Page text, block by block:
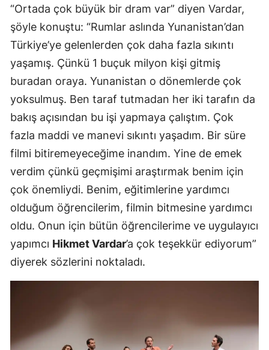
“Ortada çok büyük bir dram var” diyen Vardar,
şöyle konuştu: “Rumlar aslında Yunanistan’dan
Türkiye’ye gelenlerden çok daha fazla sıkıntı
yaşamış. Çünkü 1 buçuk milyon kişi gitmiş
buradan oraya. Yunanistan o dönemlerde çok
yoksulmuş. Ben taraf tutmadan her iki tarafın da
bakış açısından bu işi yapmaya çalıştım. Çok
fazla maddi ve manevi sıkıntı yaşadım. Bir süre
filmi bitiremeyeceğime inandım. Yine de emek
verdim çünkü geçmişimi araştırmak benim için
çok önemliydi. Benim, eğitimlerine yardımcı
olduğum öğrencilerim, filmin bitmesine yardımcı
oldu. Onun için bütün öğrencilerime ve uygulayıcı
yapımcı Hikmet Vardar’a çok teşekkür ediyorum”
diyerek sözlerini noktaladı.